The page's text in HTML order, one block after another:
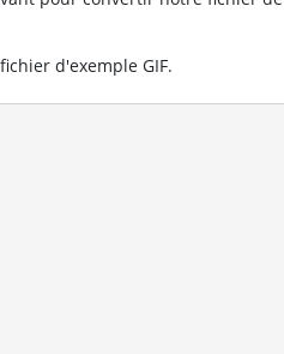
d'exemple GIF.